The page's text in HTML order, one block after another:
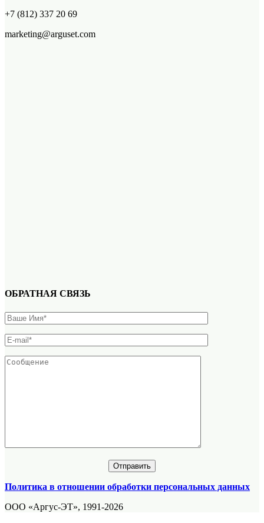
+7 (812) 337 20 69
marketing@arguset.com
ОБРАТНАЯ СВЯЗЬ
Политика в отношении обработки персональных данных
ООО «Аргус-ЭТ», 1991-2026